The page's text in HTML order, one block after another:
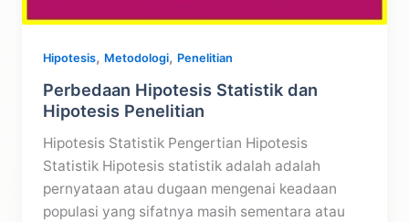
Hipotesis, Metodologi, Penelitian
Perbedaan Hipotesis Statistik dan
Hipotesis Penelitian
Hipotesis Statistik Pengertian Hipotesis
Statistik Hipotesis statistik adalah adalah
pernyataan atau dugaan mengenai keadaan
populasi yang sifatnya masih sementara atau